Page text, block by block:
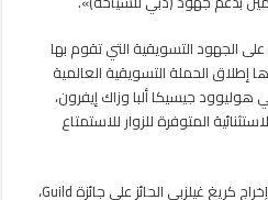
الجهود التسويقية التي تقوم بها
إطلاق الحملة التسويقية العالمية
جيسيكا ألبا وزاك إيفرون،
المتوفرة للزوار للاستمتاع
ويتم ترويج حملة «دبي تُقدِّم» من إخراج كريغ غيلزبي الحائز على جائزة Guild،